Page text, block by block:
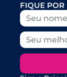
FIQUE POR